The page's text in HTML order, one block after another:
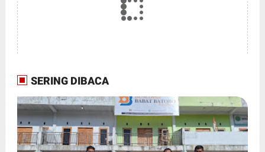
SERING DIBACA